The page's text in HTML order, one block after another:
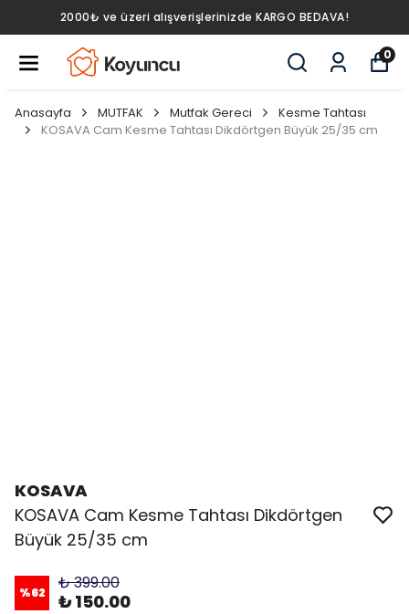
2000₺ ve üzeri alışverişlerinizde KARGO BEDAVA!
0
Anasayfa MUTFAK Mutfak Gereci
Kesme Tahtası
KOSAVA Cam Kesme Tahtası Dikdörtgen Büyük 25/35 cm
KOSAVA
KOSAVA Cam Kesme Tahtası Dikdörtgen
Büyük 25/35 cm
%62 ₺ 399.00
₺ 150.00